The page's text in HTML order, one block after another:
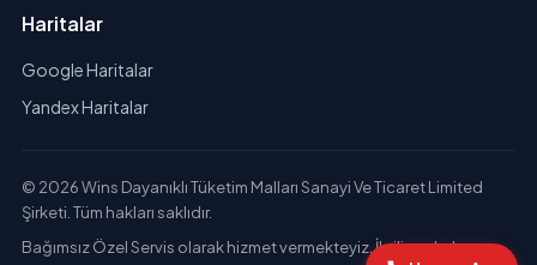
Haritalar
Google Haritalar
Yandex Haritalar
© 2026 Wins Dayanıklı Tüketim Malları Sanayi Ve Ticaret Limited
Şirketi. Tüm hakları saklıdır.
Bağımsız Özel Servis olarak hizmet vermekteyiz. İlgili markaların